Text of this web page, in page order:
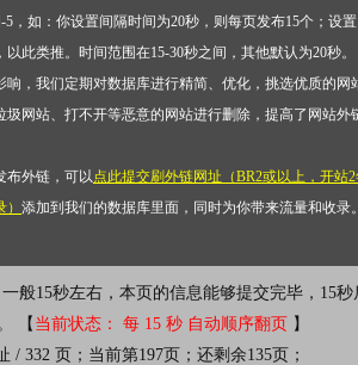
5，如：你设置间隔时间为20秒，则每页发布15个；设置
以此类推。时间范围在15-30秒之间，其他默认为20秒
响，我们定期对数据库进行精简、优化，挑选优质的网
圾网站、打不开等恶意的网站进行删除，提高了网站外
布外链，可以点此提交刷外链网址（BR2或以上，开站
添加到我们的数据库里面，同时为你带来流量和收录
一般15秒左右，本页的信息能够提交完毕，15秒
【 当前状态： 每 15 秒 自动顺序翻页 】
/ 332 页；当前第197页；还剩余135页；